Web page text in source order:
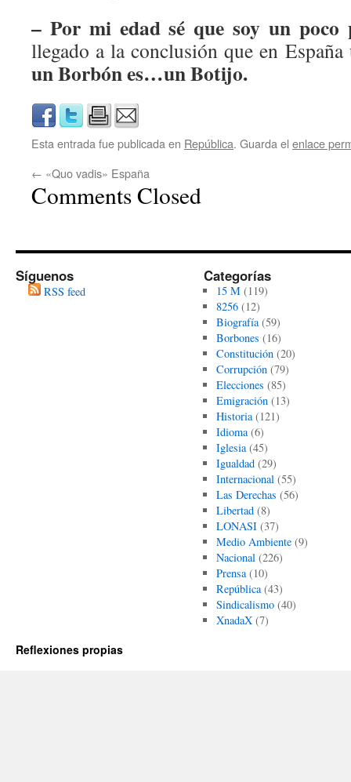
– Por mi edad sé que soy un poco
llegado a la conclusión que en
un Borbón es…un Botijo.
Esta entrada fue publicada en República. Guarda el enlace
← «Quo vadis» España
Comments Closed
Síguenos
RSS feed
Categorías
15 M(119)
8256(12)
Biografía(59)
Borbones (16)
Constitución(20)
Corrupción(79)
Elecciones (85)
Emigración(13)
Historia(121)
Idioma(6)
Iglesia(45)
Igualdad(29)
Internacional(55)
Las Derechas (56)
Libertad(8)
LONASI(37)
Medio Ambiente(9)
Nacional(226)
Prensa(10)
República(43)
Sindicalismo(40)
XnadaX(7)
Reflexiones propias